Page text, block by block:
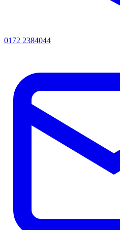
0172 2384044